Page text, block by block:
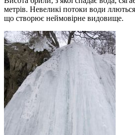
метрів. Невеликі потоки води
що створює неймовірне видовище.